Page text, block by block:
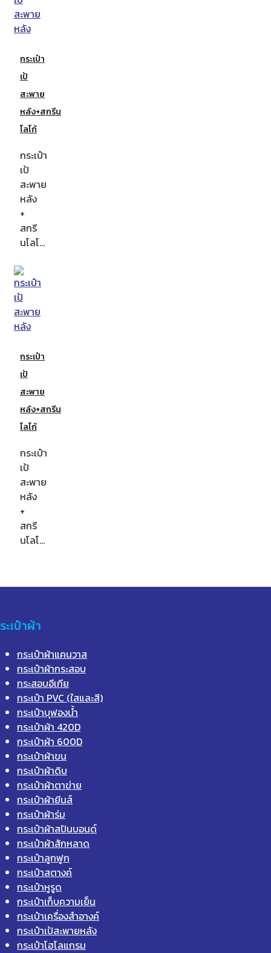
กระเป๋า
เป้
สะพาย
หลัง+สกรีน
โลโก้
กระเป๋า
เป้
สะพาย
หลัง
+
สกรี
นโลโ…
กระเป๋า
เป้
สะพาย
หลัง+สกรีน
โลโก้
กระเป๋า
เป้
สะพาย
หลัง
+
สกรี
นโลโ…
ะเป๋าผ้า
กระเป๋าผ้าแคนวาส
กระเป๋าผ้ากระสอบ
กระสอบอีเกีย
กระเป๋า PVC (ใสและสี)
กระเป๋าบุฟองน้ำ
กระเป๋าผ้า 420D
กระเป๋าผ้า 600D
กระเป๋าผ้าขน
กระเป๋าผ้าดิบ
กระเป๋าผ้าตาข่าย
กระเป๋าผ้ายีนส์
กระเป๋าผ้าร่ม
กระเป๋าผ้าสปันบอนด์
กระเป๋าผ้าสักหลาด
กระเป๋าลูกฟูก
กระเป๋าสตางค์
กระเป๋าหูรูด
กระเป๋าเก็บความเย็น
กระเป๋าเครื่องสำอางค์
กระเป๋าเป้สะพายหลัง
กระเป๋าโฮโลแกรม